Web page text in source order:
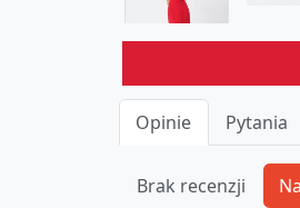
Opinie Pytania
Brak recenzji